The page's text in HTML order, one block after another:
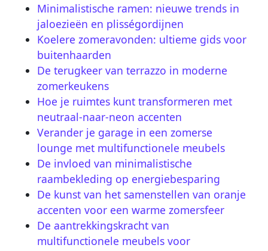
Minimalistische ramen: nieuwe trends in
jaloezieën en plisségordijnen
Koelere zomeravonden: ultieme gids voor
buitenhaarden
De terugkeer van terrazzo in moderne
zomerkeukens
Hoe je ruimtes kunt transformeren met
neutraal-naar-neon accenten
Verander je garage in een zomerse
lounge met multifunctionele meubels
De invloed van minimalistische
raambekleding op energiebesparing
De kunst van het samenstellen van oranje
accenten voor een warme zomersfeer
De aantrekkingskracht van
multifunctionele meubels voor